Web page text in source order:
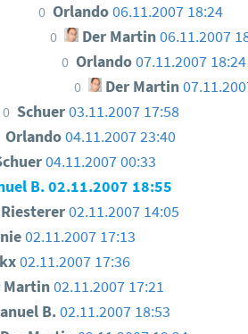
0 Orlando06.11.2007 18:24
0 Der Martin06.11.2007
0 Orlando07.11.2007 18:24
0 Der Martin
0 Schuer03.11.2007 17:58
Orlando04.11.2007 23:40
04.11.2007 00:33
B.02.11.2007 18:55
02.11.2007 14:05
02.11.2007 17:13
02.11.2007 17:36
Martin02.11.2007 17:21
B.02.11.2007 18:53